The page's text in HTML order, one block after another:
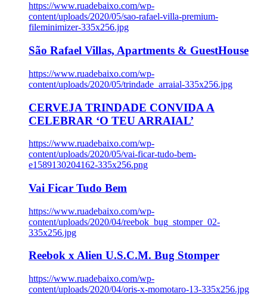
https://www.ruadebaixo.com/wp-
content/uploads/2020/05/sao-rafael-villa-premium-
fileminimizer-335x256.jpg
São Rafael Villas, Apartments & GuestHouse
https://www.ruadebaixo.com/wp-
content/uploads/2020/05/trindade_arraial-335x256.jpg
CERVEJA TRINDADE CONVIDA A
CELEBRAR ‘O TEU ARRAIAL’
https://www.ruadebaixo.com/wp-
content/uploads/2020/05/vai-ficar-tudo-bem-
e1589130204162-335x256.png
Vai Ficar Tudo Bem
https://www.ruadebaixo.com/wp-
content/uploads/2020/04/reebok_bug_stomper_02-
335x256.jpg
Reebok x Alien U.S.C.M. Bug Stomper
https://www.ruadebaixo.com/wp-
content/uploads/2020/04/oris-x-momotaro-13-335x256.jpg